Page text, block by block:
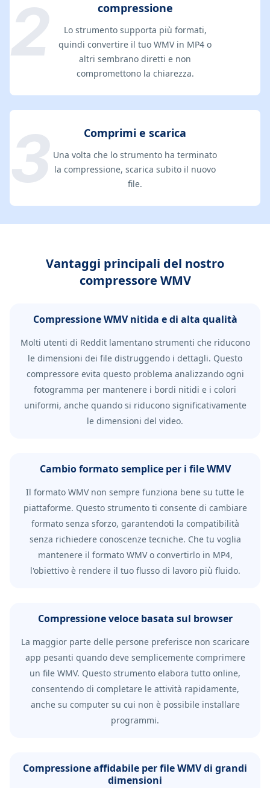
compressione
Lo strumento supporta più formati,
quindi convertire il tuo WMV in MP4 o
altri sembrano diretti e non
compromettono la chiarezza.
Comprimi e scarica
Una volta che lo strumento ha terminato
la compressione, scarica subito il nuovo
file.
Vantaggi principali del nostro
compressore WMV
Compressione WMV nitida e di alta qualità
Molti utenti di Reddit lamentano strumenti che riducono
le dimensioni dei file distruggendo i dettagli. Questo
compressore evita questo problema analizzando ogni
fotogramma per mantenere i bordi nitidi e i colori
uniformi, anche quando si riducono significativamente
le dimensioni del video.
Cambio formato semplice per i file WMV
Il formato WMV non sempre funziona bene su tutte le
piattaforme. Questo strumento ti consente di cambiare
formato senza sforzo, garantendoti la compatibilità
senza richiedere conoscenze tecniche. Che tu voglia
mantenere il formato WMV o convertirlo in MP4,
l'obiettivo è rendere il tuo flusso di lavoro più fluido.
Compressione veloce basata sul browser
La maggior parte delle persone preferisce non scaricare
app pesanti quando deve semplicemente comprimere
un file WMV. Questo strumento elabora tutto online,
consentendo di completare le attività rapidamente,
anche su computer su cui non è possibile installare
programmi.
Compressione affidabile per file WMV di grandi
dimensioni